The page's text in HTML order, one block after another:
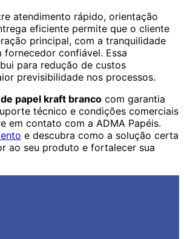
atendimento rápido, orientação
eficiente permite que o cliente
principal, com a tranquilidade
confiável. Essa
para redução de custos
previsibilidade nos processos.
papel kraft branco com garantia
técnico e condições comerciais
em contato com a ADMA Papéis.
e descubra como a solução certa
ao seu produto e fortalecer sua